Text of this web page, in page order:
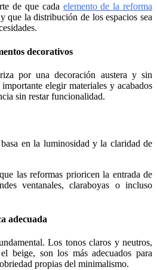
de que cada elemento de la reforma
que la distribución de los espacios sea
decorativos
por una decoración austera y sin
elegir materiales y acabados
sin restar funcionalidad.
en la luminosidad y la claridad de
las reformas prioricen la entrada de
ventanales, claraboyas o incluso
adecuada
Los tonos claros y neutros,
beige, son los más adecuados para
propias del minimalismo.